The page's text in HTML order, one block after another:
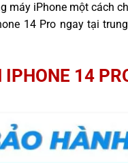
iPhone một cách
14 Pro ngay tại
14